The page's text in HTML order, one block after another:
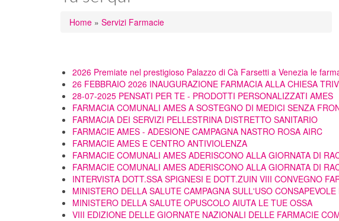
Home » Servizi Farmacie
2026 Premiate nel prestigioso Palazzo di Cà Farsetti a Venezia le
26 FEBBRAIO 2026 INAUGURAZIONE FARMACIA ALLA CHIESA
28-07-2025 PENSATI PER TE - PRODOTTI PERSONALIZZATI AMES
FARMACIA COMUNALI AMES A SOSTEGNO DI MEDICI SENZA
FARMACIA DEI SERVIZI PELLESTRINA DISTRETTO SANITARIO
FARMACIE AMES - ADESIONE CAMPAGNA NASTRO ROSA AIRC
FARMACIE AMES E CENTRO ANTIVIOLENZA
FARMACIE COMUNALI AMES ADERISCONO ALLA GIORNATA DI
FARMACIE COMUNALI AMES ADERISCONO ALLA GIORNATA DI
INTERVISTA DOTT.SSA SPIGNESI E DOTT.ZUIN VIII CONVEGNO
MINISTERO DELLA SALUTE CAMPAGNA SULL'USO
MINISTERO DELLA SALUTE OPUSCOLO AIUTA LE TUE OSSA
VIII EDIZIONE DELLE GIORNATE NAZIONALI DELLE FARMACIE